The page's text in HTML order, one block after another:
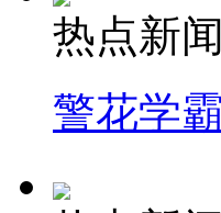
热点新闻
警花学